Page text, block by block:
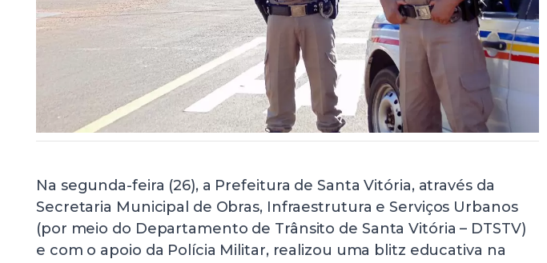
Na segunda-feira (26), a Prefeitura de Santa Vitória, através da
Secretaria Municipal de Obras, Infraestrutura e Serviços Urbanos
(por meio do Departamento de Trânsito de Santa Vitória – DTSTV)
e com o apoio da Polícia Militar, realizou uma blitz educativa na